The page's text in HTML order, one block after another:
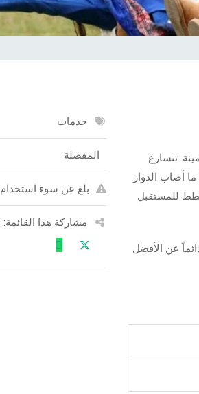
تتسارع
أصاب الدوار
للمستقبل
عن الأفضل
خدمات
المفضلة
بلغ عن سوء استخدام
مشاركة هذا القائمة: